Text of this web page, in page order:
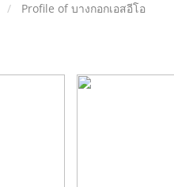
Profile of บางกอกเอสอีโอ